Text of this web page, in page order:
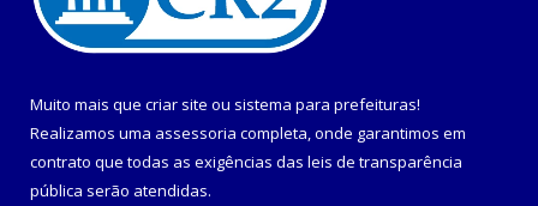
Muito mais que criar site ou sistema para prefeituras!
Realizamos uma assessoria completa, onde garantimos em
contrato que todas as exigências das leis de transparência
pública serão atendidas.